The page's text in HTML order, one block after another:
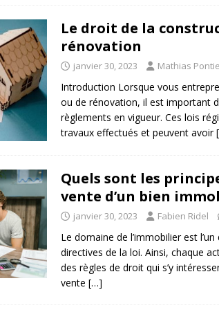
Le droit de la
rénovation
janvier 30, 2023 Mathias
Introduction Lorsque vous
ou de rénovation, il est important
règlements en vigueur. Ces lois
travaux effectués et peuvent avoir
Quels sont les
vente d’un bien
janvier 30, 2023 Fabien Ridel
Le domaine de l’immobilier est
directives de la loi. Ainsi, chaque
des règles de droit qui s’y
vente […]